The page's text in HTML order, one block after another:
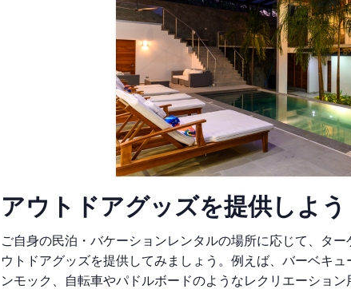
アウトドアグッズを提供しよう
ご自身の民泊・バケーションレンタルの場所に応じて、タ
ウトドアグッズを提供してみましょう。例えば、バーベキ
ンモック、自転車やパドルボードのようなレクリエーション